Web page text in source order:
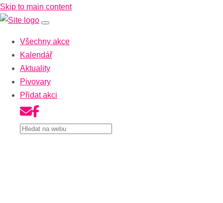
Skip to main content
Všechny akce
Kalendář
Aktuality
Pivovary
Přidat akci